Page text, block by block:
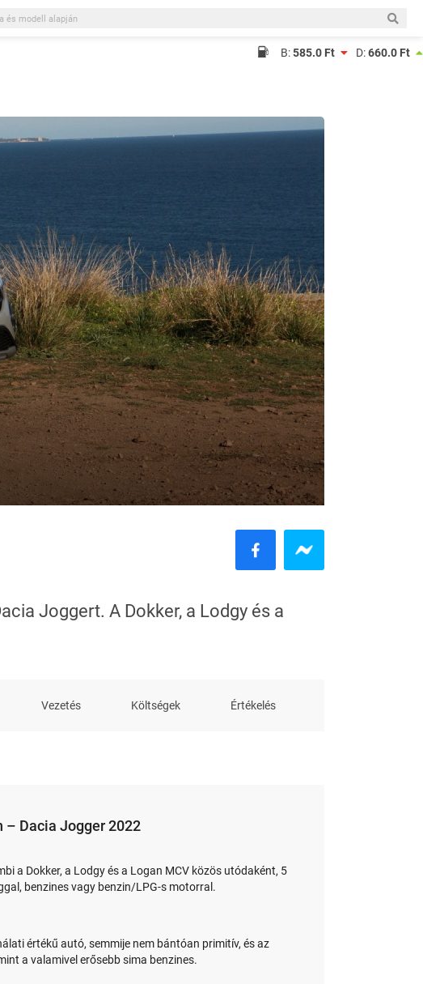
B:585.0 Ft D:660.0 Ft
Joggert. A Dokker, a Lodgy és a
Vezetés Költségek Értékelés
– Dacia Jogger 2022
a Dokker, a Lodgy és a Logan MCV közös utódaként, 5
benzines vagy benzin/LPG-s motorral.
értékű autó, semmije nem bántóan primitív, és az
a valamivel erősebb sima benzines.